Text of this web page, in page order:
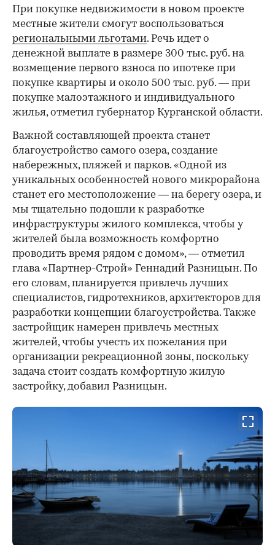
При покупке недвижимости в новом проекте
местные жители смогут воспользоваться
региональными льготами. Речь идет о
денежной выплате в размере 300 тыс. руб. на
возмещение первого взноса по ипотеке при
покупке квартиры и около 500 тыс. руб. — при
покупке малоэтажного и индивидуального
жилья, отметил губернатор Курганской области.
Важной составляющей проекта станет
благоустройство самого озера, создание
набережных, пляжей и парков. «Одной из
уникальных особенностей нового микрорайона
станет его местоположение — на берегу озера, и
мы тщательно подошли к разработке
инфраструктуры жилого комплекса, чтобы у
жителей была возможность комфортно
проводить время рядом с домом», — отметил
глава «Партнер-Строй» Геннадий Разницын. По
его словам, планируется привлечь лучших
специалистов, гидротехников, архитекторов для
разработки концепции благоустройства. Также
застройщик намерен привлечь местных
жителей, чтобы учесть их пожелания при
организации рекреационной зоны, поскольку
задача стоит создать комфортную жилую
застройку, добавил Разницын.